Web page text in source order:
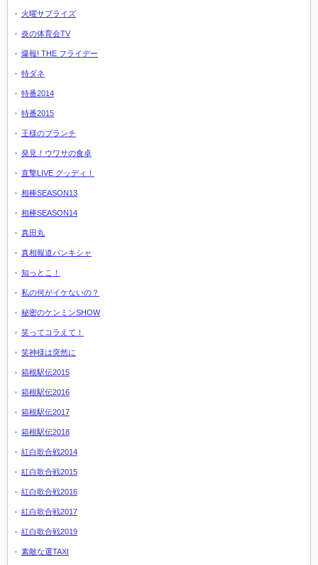
火曜サプライズ
炎の体育会TV
爆報! THE フライデー
特ダネ
特番2014
特番2015
王様のブランチ
発見！ウワサの食卓
直撃LIVE グッディ！
相棒SEASON13
相棒SEASON14
真田丸
真相報道バンキシャ
知っとこ！
私の何がイケないの？
秘密のケンミンSHOW
笑ってコラえて！
笑神様は突然に
箱根駅伝2015
箱根駅伝2016
箱根駅伝2017
箱根駅伝2018
紅白歌合戦2014
紅白歌合戦2015
紅白歌合戦2016
紅白歌合戦2017
紅白歌合戦2019
素敵な選TAXI